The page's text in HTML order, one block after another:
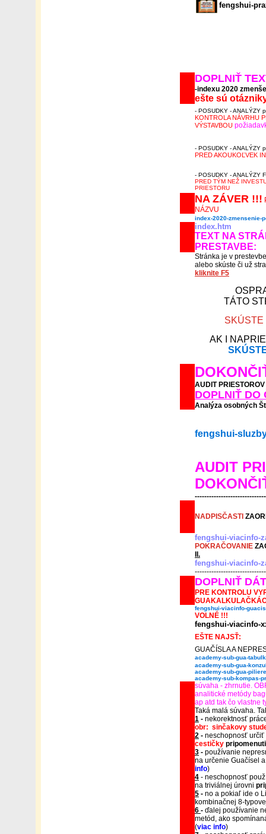
fengshui-
DOPLNIŤ
-indexu 2020
ešte sú
- POSUDKY - ANALÝZY
KONTROLA NÁVRHU
VÝSTAVBOU
- POSUDKY - ANALÝZY
PRED AKOUKOĽVEK
- POSUDKY - ANALÝZY
PRED TÝM NEŽ
PRIESTORU
NA ZÁVER !!!
NÁZVU
index-2020-zmensenie-
index.htm
TEXT NA
PRESTAVBE:
Stránka je v
alebo skúste či už
kliknite F5
TÁTO
AK I
AUDIT
DOPLNIŤ DO
Analýza osobných
fengshui-
AUDIT
NADPISČASTI
fengshui-viacinfo-
POKRAČOVANIE
II.
fengshui-viacinfo-
DOPLNIŤ
PRE KONTROLU
fengshui-viacinfo-
VOLNÉ !!!
fengshui-viacinfo-
EŠTE NAJSŤ:
GUAČÍSLA A
academy-sub-gua-
academy-sub-gua-
academy-sub-gua-
academy-sub-kompas-
súvaha - zhrnutie.
analitické metódy
ap atd tak čo vlastne
Taká malá súvaha.
1 - nekorektnosť
obr: sinčakovy
2 - neschopnosť
cestičky
3 - používanie
na určenie Guačísel
info)
4 - neschopnosť
na triviálnej úrovni
5 - no a pokiaľ ide o
kombinačnej 8-
6 - ďalej používanie
metód, ako
(viac info)